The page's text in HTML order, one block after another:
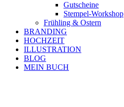
Gutscheine
Stempel-Workshop
Frühling & Ostern
BRANDING
HOCHZEIT
ILLUSTRATION
BLOG
MEIN BUCH